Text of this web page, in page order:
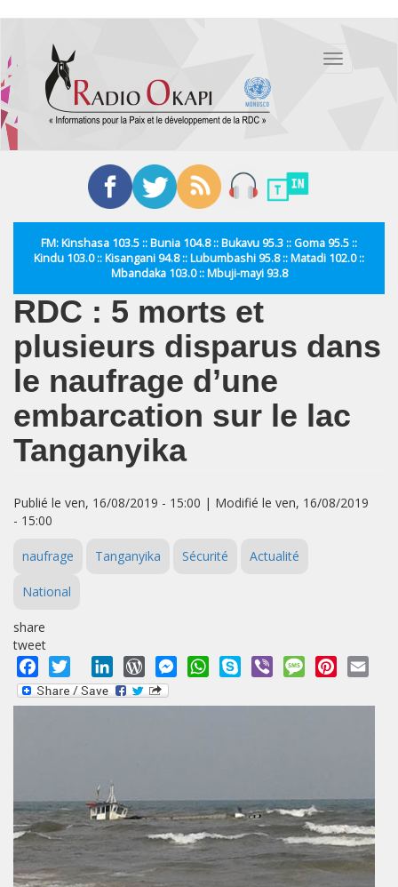
contenu
principal
Toggle
FM: Kinshasa 103.5 :: Bunia 104.8 :: Bukavu 95.3 :: Goma 95.5 ::
Kindu 103.0 :: Kisangani 94.8 :: Lubumbashi 95.8 :: Matadi 102.0 ::
Mbandaka 103.0 :: Mbuji-mayi 93.8
RDC : 5 morts et
plusieurs disparus dans
le naufrage d’une
embarcation sur le lac
Tanganyika
Publié le ven, 16/08/2019 - 15:00 | Modifié le ven, 16/08/2019
- 15:00
naufrage Tanganyika Sécurité Actualité
National
share
tweet
Facebook
Twitter LinkedInWordPressMessengerWhatsApp
Skype Viber MessagePinterest